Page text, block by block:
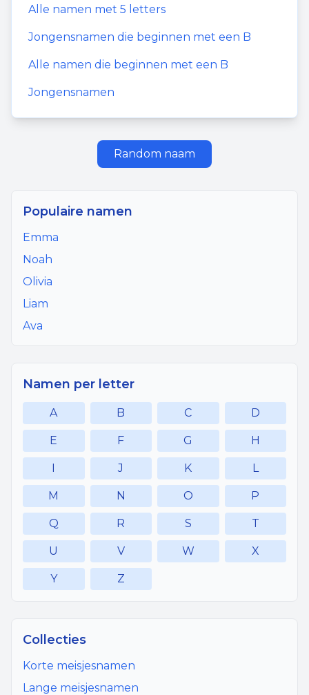
Alle namen met 5 letters
Jongensnamen die beginnen met een B
Alle namen die beginnen met een B
Jongensnamen
Random naam
Populaire namen
Emma
Noah
Olivia
Liam
Ava
Namen per letter
A B C D
E F G H
I J K L
M N O P
Q R S T
U V W X
Y Z
Collecties
Korte meisjesnamen
Lange meisjesnamen